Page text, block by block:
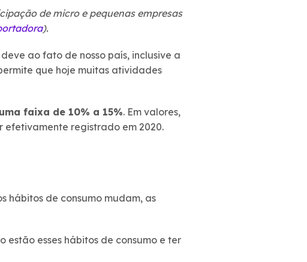
de micro e pequenas empresas
).
ao fato de nosso país, inclusive a
que hoje muitas atividades
faixa de 10% a 15%. Em valores,
efetivamente registrado em 2020.
hábitos de consumo mudam, as
esses hábitos de consumo e ter